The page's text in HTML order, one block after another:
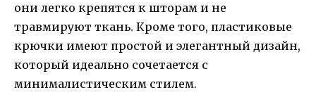
они легко крепятся к шторам и не
травмируют ткань. Кроме того, пластиковые
крючки имеют простой и элегантный дизайн,
который идеально сочетается с
минималистическим стилем.